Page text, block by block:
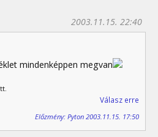
2003.11.15. 22:40
mindenképpen megvan
Válasz erre
Előzmény: Pyton 2003.11.15. 17:50